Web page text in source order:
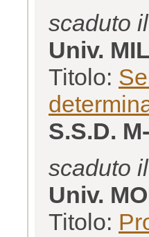
scaduto
Univ.
Titolo:
S.S.D.
scaduto
Univ.
Titolo: